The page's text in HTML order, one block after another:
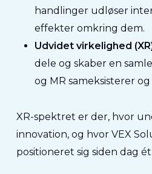
handlinger udløser
effekter omkring dem.
Udvidet virkelighed
dele og skaber en
og MR sameksisterer
XR-spektret er der, hvor
innovation, og hvor VEX
positioneret sig siden dag ét.